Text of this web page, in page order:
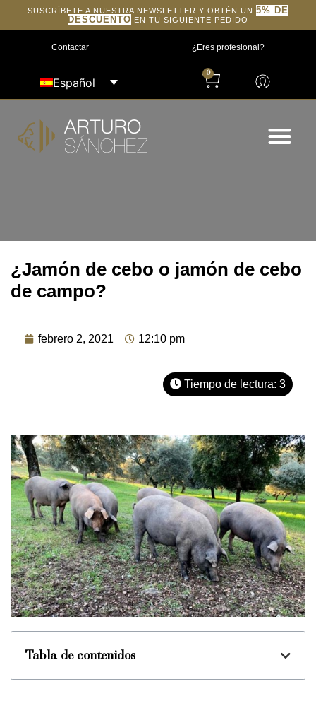
SUSCRÍBETE A NUESTRA NEWSLETTER Y OBTÉN UN 5% DE
DESCUENTO EN TU SIGUIENTE PEDIDO
Contactar ¿Eres profesional?
Español
0
¿Jamón de cebo o jamón de cebo
de campo?
febrero 2, 2021 12:10 pm
Tiempo de lectura: 3
Tabla de contenidos